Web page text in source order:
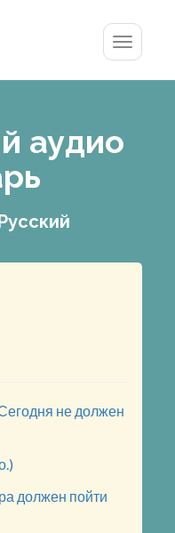
Toggle
аудио
не должен
должен пойти